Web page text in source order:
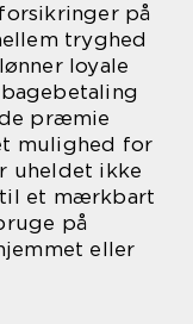
på
tryghed
loyale
præmie
mulighed for
uheldet ikke
til et mærkbart
på
eller